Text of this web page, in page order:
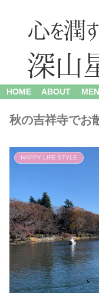
HOME ABOUT
秋の吉祥寺でお
HAPPY LIFE STYLE